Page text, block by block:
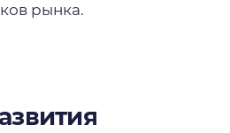
рынка.